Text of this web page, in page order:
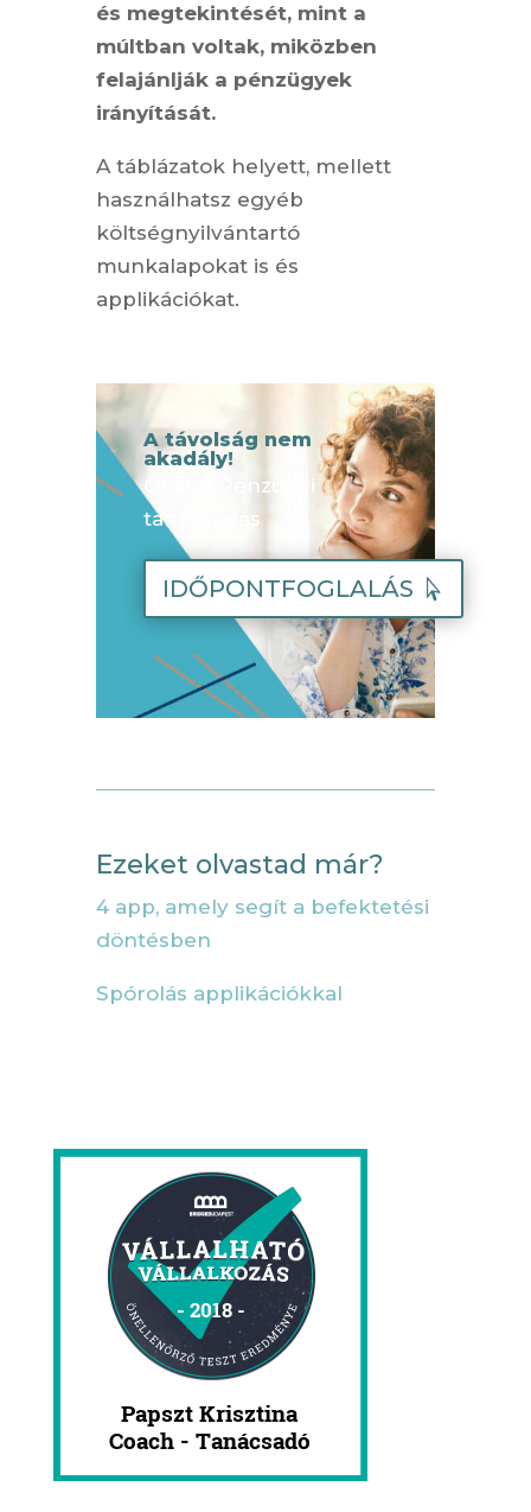
és megtekintését, mint a
múltban voltak, miközben
felajánlják a pénzügyek
irányítását.
A táblázatok helyett, mellett
használhatsz egyéb
költségnyilvántartó
munkalapokat is és
applikációkat.
A távolság nem
akadály!
Online Pénzügyi
tanácsadás
IDŐPONTFOGLALÁS
Ezeket olvastad már?
4 app, amely segít a befektetési
döntésben
Spórolás applikációkkal